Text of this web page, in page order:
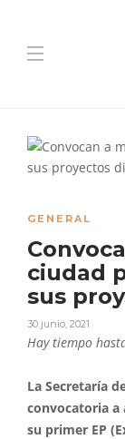
GENERAL
ciudad
sus
30 junio, 2021
Hay tiempo
La Secretaría
convocatoria
su primer EP